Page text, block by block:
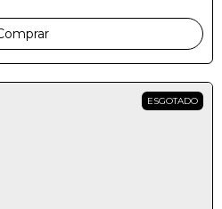
ESGOTADO